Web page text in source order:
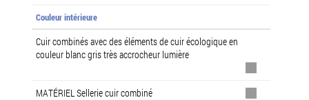
Couleur intérieure
Cuir combinés avec des éléments de cuir écologique en
couleur blanc gris très accrocheur lumière
MATÉRIEL Sellerie cuir combiné